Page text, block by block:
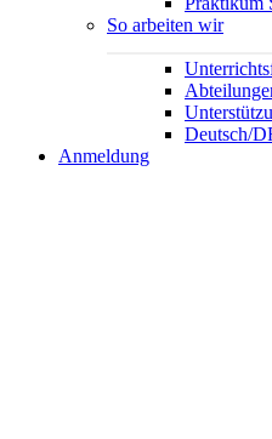
So arbeiten wir
Deutsch/
Anmeldung